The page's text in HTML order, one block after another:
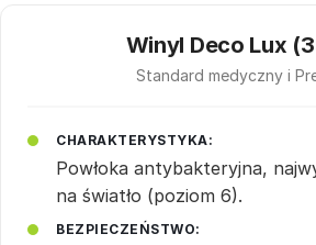
Winyl Deco Lux
Standard medyczny i
CHARAKTERYSTYKA:
Powłoka antybakteryjna,
na światło (poziom 6).
BEZPIECZEŃSTWO: